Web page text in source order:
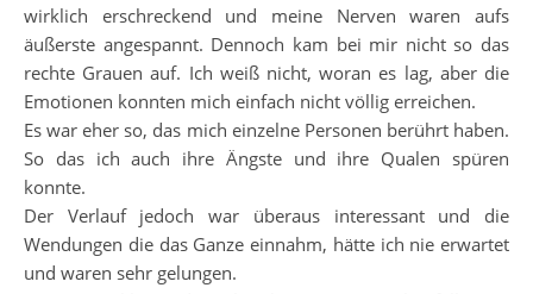
wirklich erschreckend und meine Nerven waren aufs
äußerste angespannt. Dennoch kam bei mir nicht so das
rechte Grauen auf. Ich weiß nicht, woran es lag, aber die
Emotionen konnten mich einfach nicht völlig erreichen.
Es war eher so, das mich einzelne Personen berührt haben.
So das ich auch ihre Ängste und ihre Qualen spüren
konnte.
Der Verlauf jedoch war überaus interessant und die
Wendungen die das Ganze einnahm, hätte ich nie erwartet
und waren sehr gelungen.